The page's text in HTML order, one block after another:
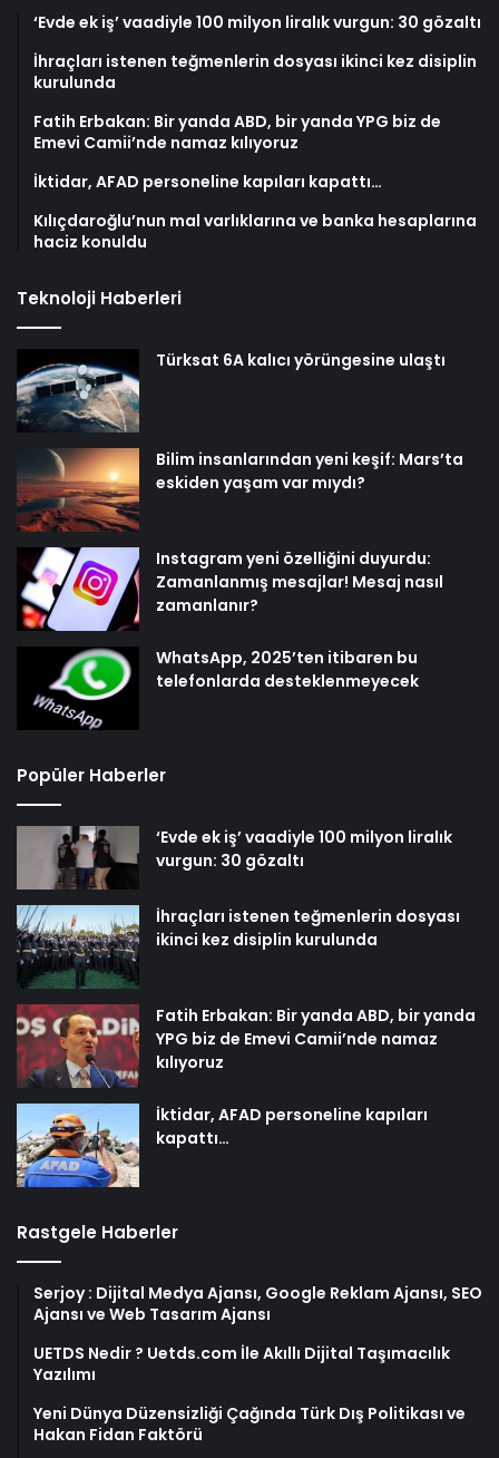
‘Evde ek iş’ vaadiyle 100 milyon liralık vurgun: 30 gözaltı
İhraçları istenen teğmenlerin dosyası ikinci kez disiplin
kurulunda
Fatih Erbakan: Bir yanda ABD, bir yanda YPG biz de
Emevi Camii’nde namaz kılıyoruz
İktidar, AFAD personeline kapıları kapattı…
Kılıçdaroğlu’nun mal varlıklarına ve banka hesaplarına
haciz konuldu
Teknoloji Haberleri
Türksat 6A kalıcı yörüngesine ulaştı
Bilim insanlarından yeni keşif: Mars’ta
eskiden yaşam var mıydı?
Instagram yeni özelliğini duyurdu:
Zamanlanmış mesajlar! Mesaj nasıl
zamanlanır?
WhatsApp, 2025’ten itibaren bu
telefonlarda desteklenmeyecek
Popüler Haberler
‘Evde ek iş’ vaadiyle 100 milyon liralık
vurgun: 30 gözaltı
İhraçları istenen teğmenlerin dosyası
ikinci kez disiplin kurulunda
Fatih Erbakan: Bir yanda ABD, bir yanda
YPG biz de Emevi Camii’nde namaz
kılıyoruz
İktidar, AFAD personeline kapıları
kapattı…
Rastgele Haberler
Serjoy : Dijital Medya Ajansı, Google Reklam Ajansı, SEO
Ajansı ve Web Tasarım Ajansı
UETDS Nedir ? Uetds.com İle Akıllı Dijital Taşımacılık
Yazılımı
Yeni Dünya Düzensizliği Çağında Türk Dış Politikası ve
Hakan Fidan Faktörü